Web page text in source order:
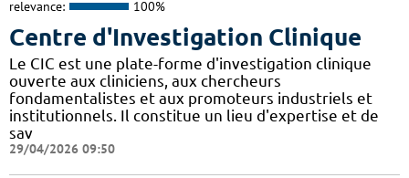
relevance: 100%
Centre d'Investigation Clinique
Le CIC est une plate-forme d'investigation clinique
ouverte aux cliniciens, aux chercheurs
fondamentalistes et aux promoteurs industriels et
institutionnels. Il constitue un lieu d'expertise et de
sav
29/04/2026 09:50